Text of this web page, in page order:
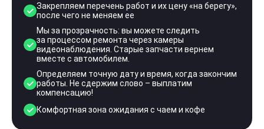
Закрепляем перечень работ и их цену «на берегу»,
после чего не меняем ее
Мы за прозрачность: вы можете следить
за процессом ремонта через камеры
видеонаблюдения. Старые запчасти вернем
вместе с автомобилем.
Определяем точную дату и время, когда закончим
работы. Не сдержим слово – выплатим
компенсацию!
Комфортная зона ожидания с чаем и кофе